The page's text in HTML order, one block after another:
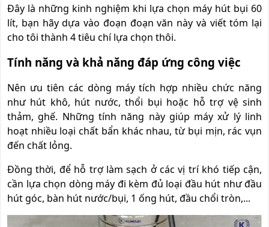
Đây là những kinh nghiệm khi lựa chọn máy hút bụi 60
lít, bạn hãy dựa vào đoạn đoạn văn này và viết tóm lại
cho tôi thành 4 tiêu chí lựa chọn thôi.
Tính năng và khả năng đáp ứng công việc
Nên ưu tiên các dòng máy tích hợp nhiều chức năng
như hút khô, hút nước, thổi bụi hoặc hỗ trợ vệ sinh
thảm, ghế. Những tính năng này giúp máy xử lý linh
hoạt nhiều loại chất bẩn khác nhau, từ bụi mịn, rác vụn
đến chất lỏng.
Đồng thời, để hỗ trợ làm sạch ở các vị trí khó tiếp cận,
cần lựa chọn dòng máy đi kèm đủ loại đầu hút như đầu
hút góc, bàn hút nước/bụi, 1 ống hút, đầu chổi tròn,...